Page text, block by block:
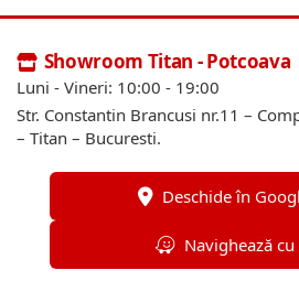
Showroom Titan - Potcoava
Luni - Vineri: 10:00 - 19:00
Str. Constantin Brancusi nr.11 –
– Titan – Bucuresti.
Deschide în
Navighează cu